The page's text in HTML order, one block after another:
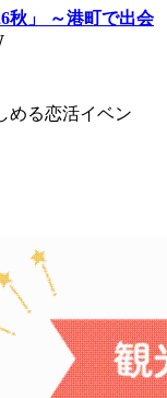
秋」 ～港町で出会
める恋活イベン